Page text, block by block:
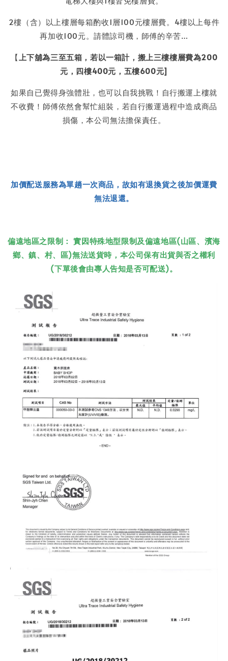
2樓（含）以上樓層每箱酌收1層100元樓層費。4樓以上每件
再加收100元。請體諒司機，師傅的辛苦…
【 上下舖為三至五箱，若以一箱計，搬上三樓樓層費為200
元，四樓400元，五樓600元]
如果自已覺得身強體壯，也可以自我挑戰！自行搬運上樓就
不收費！師傅依然會幫忙組裝，若自行搬運過程中造成商品
損傷，本公司無法擔保責任。
加價配送服務為單趟一次商品，故如有退換貨之後加價運費
無法退還。
偏遠地區之限制： 實因特殊地型限制及偏遠地區(山區、濱海
鄉、鎮、村、區)無法送貨時，本公司保有出貨與否之權利
(下單後會由專人告知是否可配送)。